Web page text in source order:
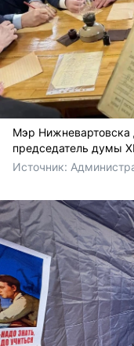
Мэр
председатель думы
Источник: